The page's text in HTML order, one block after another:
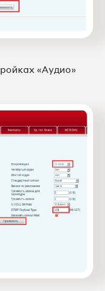
«Аудио»